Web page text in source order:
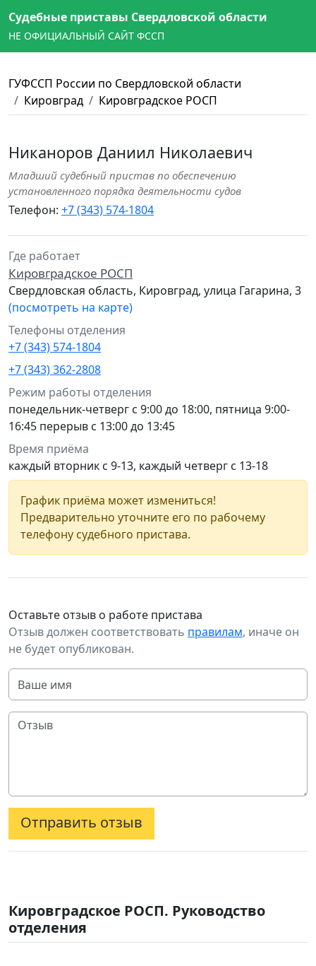
Судебные приставы Свердловской области
НЕ ОФИЦИАЛЬНЫЙ САЙТ ФССП
ГУФССП России по Свердловской области
Кировград
Кировградское РОСП
Никаноров Даниил Николаевич
Младший судебный пристав по обеспечению
установленного порядка деятельности судов
Телефон: +7 (343) 574-1804
Где работает
Кировградское РОСП
Свердловская область, Кировград, улица Гагарина, 3
(посмотреть на карте)
Телефоны отделения
+7 (343) 574-1804
+7 (343) 362-2808
Режим работы отделения
понедельник-четверг с 9:00 до 18:00, пятница 9:00-
16:45 перерыв с 13:00 до 13:45
Время приёма
каждый вторник с 9-13, каждый четверг с 13-18
График приёма может измениться!
Предварительно уточните его по рабочему
телефону судебного пристава.
Оставьте отзыв о работе пристава
Отзыв должен соответствовать правилам, иначе он
не будет опубликован.
Отправить отзыв
Кировградское РОСП. Руководство
отделения